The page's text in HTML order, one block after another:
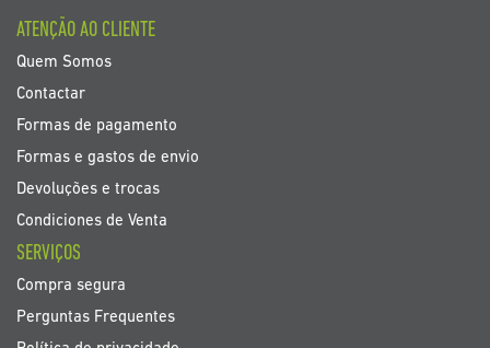
de
noticias
ATENÇÃO AO CLIENTE
Quem Somos
Contactar
Formas de pagamento
Formas e gastos de envio
Devoluções e trocas
Condiciones de Venta
SERVIÇOS
Compra segura
Perguntas Frequentes